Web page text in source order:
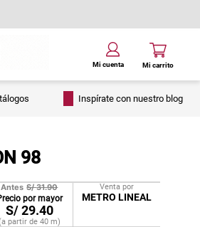
Inspírate con nuestro blog
98
Antes S/31.90
por mayor
S/29.40
partir de 40 m)
Venta por
METRO LINEAL